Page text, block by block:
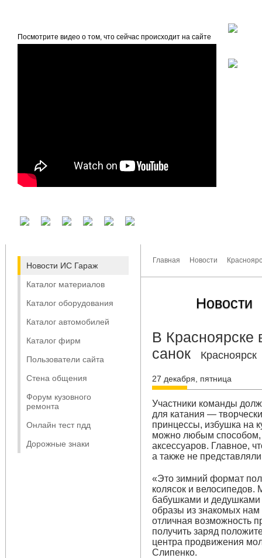
Посмотрите видео о том, что сейчас происходит на сайте
Новости ИС Гараж
Каталог материалов
Каталог оборудования
Каталог автомобилей
Каталог фирм
Пользователи сайта
Стена общения
Форум кузовного
ремонта
Онлайн тест пдд
Дорожные знаки
Главная Новости
Новости
В Красноярске
санок
Красноярск
27 декабря, пятница
Участники команды
для катания —
принцессы, избушка на
можно любым способом,
аксессуаров. Главное,
а также не
«​​Это зимний формат
колясок и
бабушками и дедушками
образы из знакомых нам
отличная возможность
получить заряд
центра продвижения
Слипенко.